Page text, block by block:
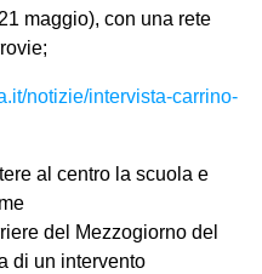
maggio), con una rete
notizie/intervista-carrino-
al centro la scuola e
del Mezzogiorno del
di un intervento